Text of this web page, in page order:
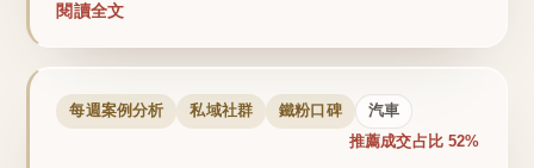
閱讀全文
每週案例分析 私域社群 鐵粉口碑 汽車
推薦成交占比 52%